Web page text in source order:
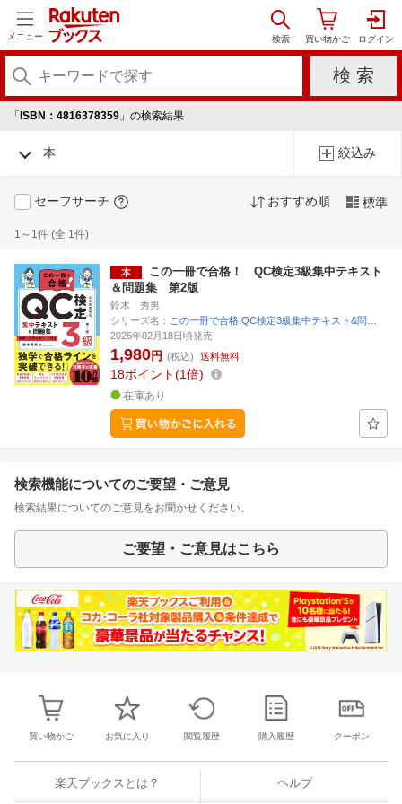
メニュー
「 ISBN：4816378359 」の検索結果
本 絞込み
セーフサーチ おすすめ順 標準
1～1件 (全 1件)
この一冊で合格！ QC検定3級集中テキスト
＆問題集 第2版
鈴木 秀男
シリーズ名： この一冊で合格!QC検定3級集中テキスト&問…
2026年02月18日頃発売
1,980円 (税込) 送料無料
18ポイント 1倍
在庫あり
検索機能についてのご要望・ご意見
検索結果についてのご意見をお聞かせください。
ご要望・ご意見はこちら
買い物かご お気に入り 閲覧履歴 購入履歴 クーポン
楽天ブックスとは？ ヘルプ